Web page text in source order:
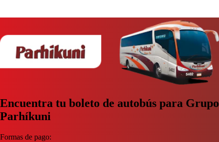
Encuentra tu boleto de autobús para Grupo
Parhíkuni
Formas de pago: